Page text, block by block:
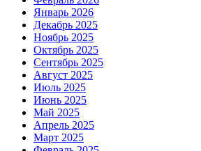
Январь 2026
Декабрь 2025
Ноябрь 2025
Октябрь 2025
Сентябрь 2025
Август 2025
Июль 2025
Июнь 2025
Май 2025
Апрель 2025
Март 2025